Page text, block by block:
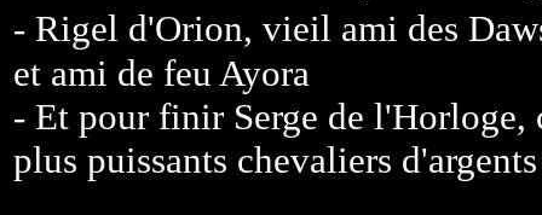
- Rigel d'Orion, vieil ami des
et ami de feu Ayora
- Et pour finir Serge de l'Horloge,
plus puissants chevaliers d'argents